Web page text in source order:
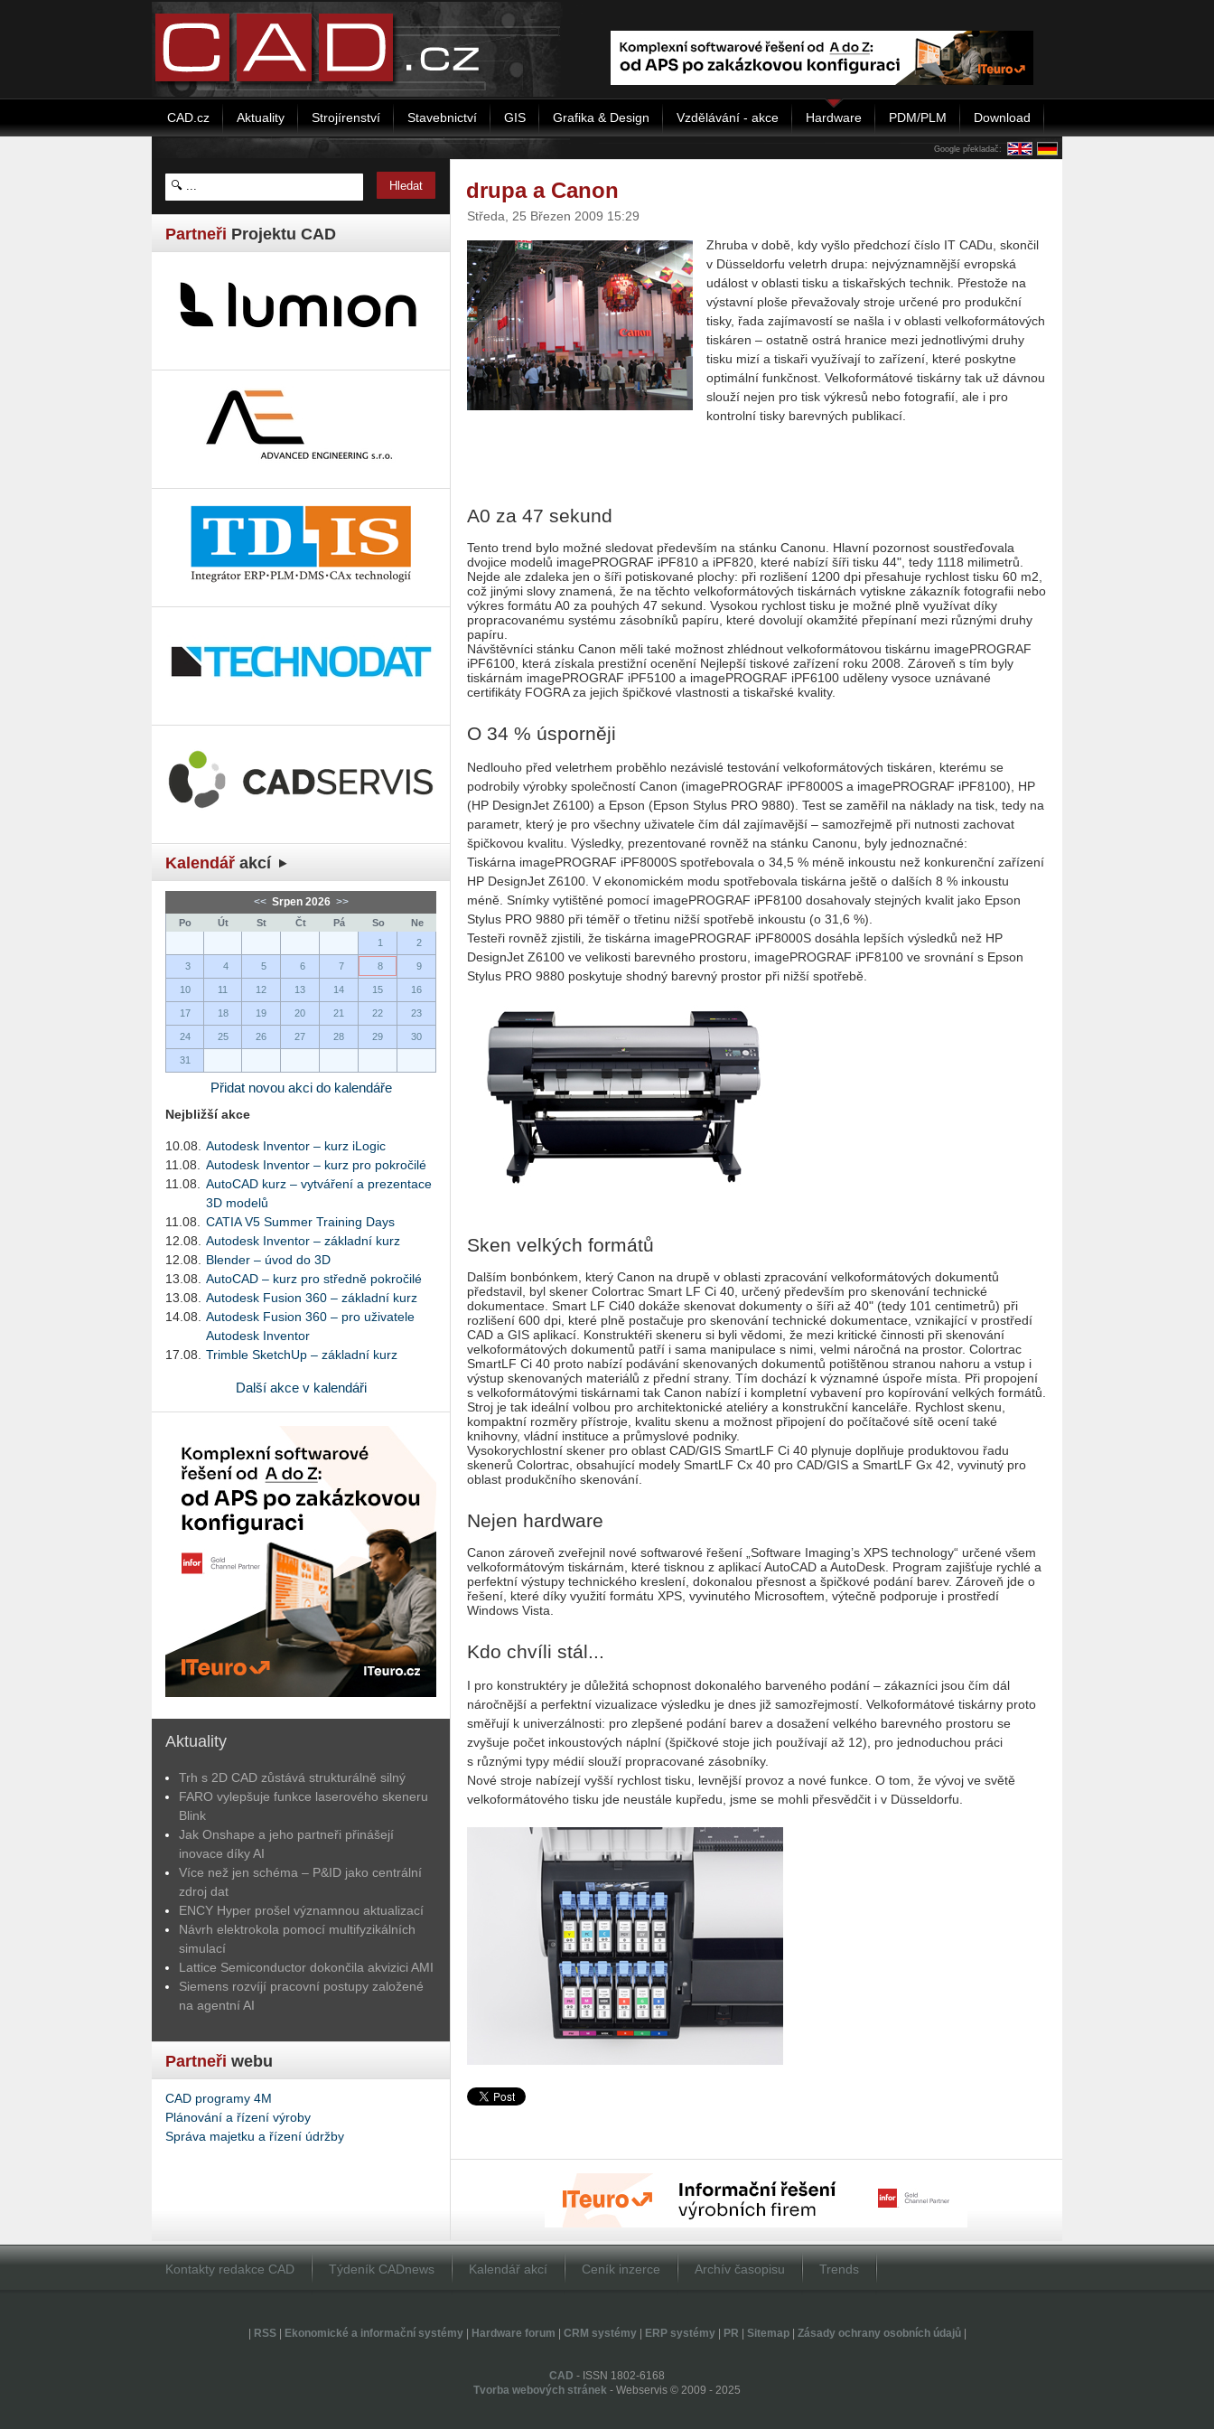
CAD.cz Aktuality Strojírenství Stavebnictví GIS Grafika & Design Vzdělávání - akce Hardware PDM/PLM Download
Google překladač:
Partneři Projektu CAD
Kalendář akcí
<< Srpen 2026 >>
Po Út St Čt Pá So
Ne
1
2
3 4 5 6 7 8 9
10 11 12 13 14 15 16
17 18 19 20 21 22 23
24 25 26 27 28 29 30
31
Přidat novou akci do kalendáře
Nejbližší akce
10.08.
Autodesk Inventor – kurz iLogic
11.08.
Autodesk Inventor – kurz pro pokročilé
11.08.
AutoCAD kurz – vytváření a prezentace
3D modelů
11.08.
CATIA V5 Summer Training Days
12.08.
Autodesk Inventor – základní kurz
12.08.
Blender – úvod do 3D
13.08.
AutoCAD – kurz pro středně pokročilé
13.08.
Autodesk Fusion 360 – základní kurz
14.08.
Autodesk Fusion 360 – pro uživatele
Autodesk Inventor
17.08.
Trimble SketchUp – základní kurz
Další akce v kalendáři
Aktuality
Trh s 2D CAD zůstává strukturálně silný
FARO vylepšuje funkce laserového skeneru
Blink
Jak Onshape a jeho partneři přinášejí
inovace díky AI
Více než jen schéma – P&ID jako centrální
zdroj dat
ENCY Hyper prošel významnou aktualizací
Návrh elektrokola pomocí multifyzikálních
simulací
Lattice Semiconductor dokončila akvizici AMI
Siemens rozvíjí pracovní postupy založené
na agentní AI
Partneři webu
CAD programy 4M
Plánování a řízení výroby
Správa majetku a řízení údržby
drupa a Canon
Středa, 25 Březen 2009 15:29
Zhruba v době, kdy vyšlo předchozí číslo IT CADu, skončil
v Düsseldorfu veletrh drupa: nejvýznamnější evropská
událost v oblasti tisku a tiskařských technik. Přestože na
výstavní ploše převažovaly stroje určené pro produkční
tisky, řada zajímavostí se našla i v oblasti velkoformátových
tiskáren – ostatně ostrá hranice mezi jednotlivými druhy
tisku mizí a tiskaři využívají to zařízení, které poskytne
optimální funkčnost. Velkoformátové tiskárny tak už dávnou
slouží nejen pro tisk výkresů nebo fotografií, ale i pro
kontrolní tisky barevných publikací.
A0 za 47 sekund
Tento trend bylo možné sledovat především na stánku Canonu. Hlavní pozornost soustřeďovala
dvojice modelů imagePROGRAF iPF810 a iPF820, které nabízí šíři tisku 44", tedy 1118 milimetrů.
Nejde ale zdaleka jen o šíři potiskované plochy: při rozlišení 1200 dpi přesahuje rychlost tisku 60 m2,
což jinými slovy znamená, že na těchto velkoformátových tiskárnách vytiskne zákazník fotografii nebo
výkres formátu A0 za pouhých 47 sekund. Vysokou rychlost tisku je možné plně využívat díky
propracovanému systému zásobníků papíru, které dovolují okamžité přepínaní mezi různými druhy
papíru.
Návštěvníci stánku Canon měli také možnost zhlédnout velkoformátovou tiskárnu imagePROGRAF
iPF6100, která získala prestižní ocenění Nejlepší tiskové zařízení roku 2008. Zároveň s tím byly
tiskárnám imagePROGRAF iPF5100 a imagePROGRAF iPF6100 uděleny vysoce uznávané
certifikáty FOGRA za jejich špičkové vlastnosti a tiskařské kvality.
O 34 % úsporněji
Nedlouho před veletrhem proběhlo nezávislé testování velkoformátových tiskáren, kterému se
podrobily výrobky společností Canon (imagePROGRAF iPF8000S a imagePROGRAF iPF8100), HP
(HP DesignJet Z6100) a Epson (Epson Stylus PRO 9880). Test se zaměřil na náklady na tisk, tedy na
parametr, který je pro všechny uživatele čím dál zajímavější – samozřejmě při nutnosti zachovat
špičkovou kvalitu. Výsledky, prezentované rovněž na stánku Canonu, byly jednoznačné:
Tiskárna imagePROGRAF iPF8000S spotřebovala o 34,5 % méně inkoustu než konkurenční zařízení
HP DesignJet Z6100. V ekonomickém modu spotřebovala tiskárna ještě o dalších 8 % inkoustu
méně. Snímky vytištěné pomocí imagePROGRAF iPF8100 dosahovaly stejných kvalit jako Epson
Stylus PRO 9880 při téměř o třetinu nižší spotřebě inkoustu (o 31,6 %).
Testeři rovněž zjistili, že tiskárna imagePROGRAF iPF8000S dosáhla lepších výsledků než HP
DesignJet Z6100 ve velikosti barevného prostoru, imagePROGRAF iPF8100 ve srovnání s Epson
Stylus PRO 9880 poskytuje shodný barevný prostor při nižší spotřebě.
Sken velkých formátů
Dalším bonbónkem, který Canon na drupě v oblasti zpracování velkoformátových dokumentů
představil, byl skener Colortrac Smart LF Ci 40, určený především pro skenování technické
dokumentace. Smart LF Ci40 dokáže skenovat dokumenty o šíři až 40" (tedy 101 centimetrů) při
rozlišení 600 dpi, které plně postačuje pro skenování technické dokumentace, vznikající v prostředí
CAD a GIS aplikací. Konstruktéři skeneru si byli vědomi, že mezi kritické činnosti při skenování
velkoformátových dokumentů patří i sama manipulace s nimi, velmi náročná na prostor. Colortrac
SmartLF Ci 40 proto nabízí podávání skenovaných dokumentů potištěnou stranou nahoru a vstup i
výstup skenovaných materiálů z přední strany. Tím dochází k významné úspoře místa. Při propojení
s velkoformátovými tiskárnami tak Canon nabízí i kompletní vybavení pro kopírování velkých formátů.
Stroj je tak ideální volbou pro architektonické ateliéry a konstrukční kanceláře. Rychlost skenu,
kompaktní rozměry přístroje, kvalitu skenu a možnost připojení do počítačové sítě ocení také
knihovny, vládní instituce a průmyslové podniky.
Vysokorychlostní skener pro oblast CAD/GIS SmartLF Ci 40 plynuje doplňuje produktovou řadu
skenerů Colortrac, obsahující modely SmartLF Cx 40 pro CAD/GIS a SmartLF Gx 42, vyvinutý pro
oblast produkčního skenování.
Nejen hardware
Canon zároveň zveřejnil nové softwarové řešení „Software Imaging’s XPS technology“ určené všem
velkoformátovým tiskárnám, které tisknou z aplikací AutoCAD a AutoDesk. Program zajišťuje rychlé a
perfektní výstupy technického kreslení, dokonalou přesnost a špičkové podání barev. Zároveň jde o
řešení, které díky využití formátu XPS, vyvinutého Microsoftem, výtečně podporuje i prostředí
Windows Vista.
Kdo chvíli stál...
I pro konstruktéry je důležitá schopnost dokonalého barveného podání – zákazníci jsou čím dál
náročnější a perfektní vizualizace výsledku je dnes již samozřejmostí. Velkoformátové tiskárny proto
směřují k univerzálnosti: pro zlepšené podání barev a dosažení velkého barevného prostoru se
zvyšuje počet inkoustových náplní (špičkové stoje jich používají až 12), pro jednoduchou práci
s různými typy médií slouží propracované zásobníky.
Nové stroje nabízejí vyšší rychlost tisku, levnější provoz a nové funkce. O tom, že vývoj ve světě
velkoformátového tisku jde neustále kupředu, jsme se mohli přesvědčit i v Düsseldorfu.
Kontakty redakce CAD Týdeník CADnews Kalendář akcí Ceník inzerce Archív časopisu Trends
RSS| Ekonomické a informační systémy| Hardware forum CRM systémy| ERP systémy| PR Sitemap| Zásady ochrany osobních údajů|
CAD - ISSN 1802-6168
Tvorba webových stránek - Webservis © 2009 - 2025